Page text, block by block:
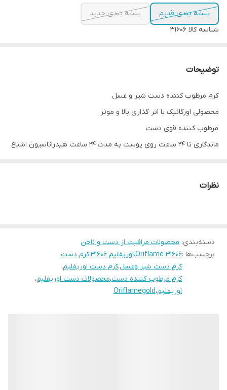
بسته بندی قدیم
بسته بندی جدید
شناسه کالا 31606
توضیحات
کرم مرطوب کننده دست شیر و عسل
محصولی اورگانیک با اثر گذاری بالا و موثر
مرطوب کننده قوی دست
ماندگاری تا 24 ساعت روی پوست به مدت ۲۴ ساعت هیدراتاسیون اشباع
مخصوص پوست های خشك و خشن
نظرات
دسته‌بندی: محصولات مراقبت از دست و ناخن
برچسب‌ها :Oriflame 31606،اوریفلیم 31606 ،کرم دست،
کرم دست شیر وعسل،کرم دست اوریفلیم،
کرم مرطوب کننده دست،محصولات دست اوریفلیم،
اوریفلیم،Oriflamegold